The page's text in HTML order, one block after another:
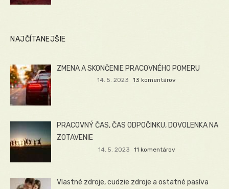
NAJČÍTANEJŠIE
ZMENA A SKONČENIE PRACOVNÉHO POMERU
14. 5. 2023 13 komentárov
PRACOVNÝ ČAS, ČAS ODPOČINKU, DOVOLENKA NA
ZOTAVENIE
14. 5. 2023 11 komentárov
Vlastné zdroje, cudzie zdroje a ostatné pasíva